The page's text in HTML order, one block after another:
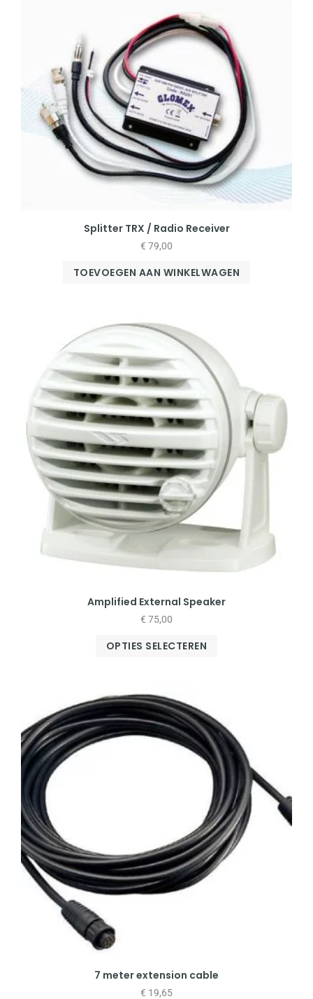
Splitter TRX / Radio Receiver
€ 79,00
TOEVOEGEN AAN WINKELWAGEN
Amplified External Speaker
€ 75,00
OPTIES SELECTEREN
7 meter extension cable
€ 19,65